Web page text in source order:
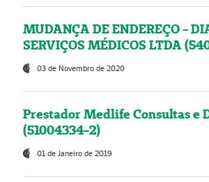
MUDANÇA DE ENDEREÇO -
SERVIÇOS MÉDICOS LTDA
03 de Novembro de 2020
Prestador Medlife Consultas e
(51004334-2)
01 de Janeiro de 2019